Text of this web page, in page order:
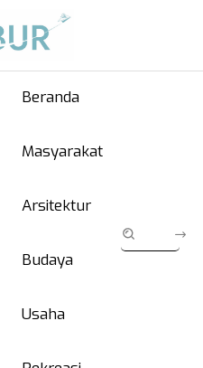
Beranda
Masyarakat
Arsitektur
Budaya
Usaha